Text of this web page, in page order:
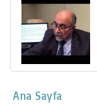
Ana Sayfa